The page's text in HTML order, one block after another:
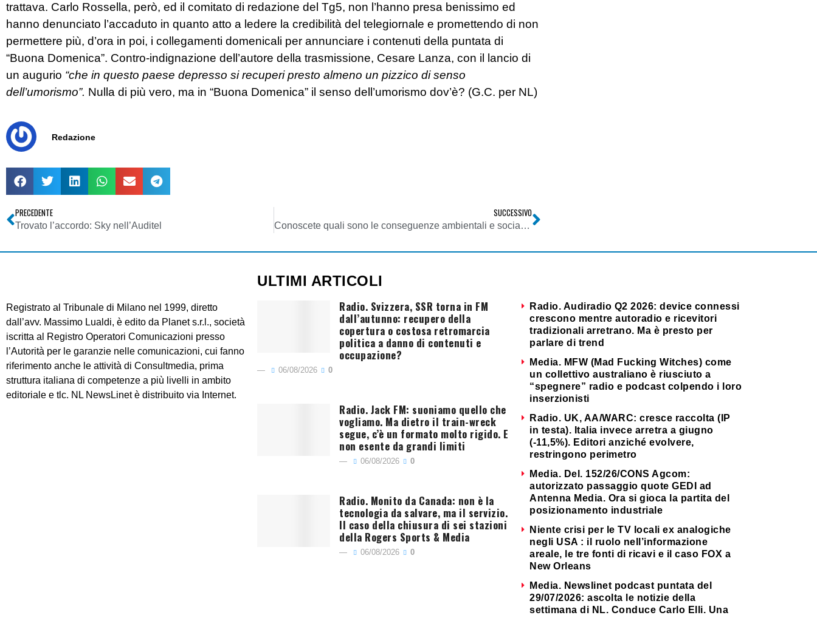
trattava. Carlo Rossella, però, ed il comitato di redazione del Tg5, non l’hanno presa benissimo ed
hanno denunciato l’accaduto in quanto atto a ledere la credibilità del telegiornale e promettendo di non
permettere più, d’ora in poi, i collegamenti domenicali per annunciare i contenuti della puntata di
“Buona Domenica”. Contro-indignazione dell’autore della trasmissione, Cesare Lanza, con il lancio di
un augurio “che in questo paese depresso si recuperi presto almeno un pizzico di senso
dell’umorismo”. Nulla di più vero, ma in “Buona Domenica” il senso dell’umorismo dov’è? (G.C. per NL)
Redazione
PRECEDENTE
Trovato l’accordo: Sky nell’Auditel
SUCCESSIVO
Conoscete quali sono le conseguenze ambientali e sociali della diffusione dei telefoni cellulari?
Registrato al Tribunale di Milano nel 1999, diretto
dall’avv. Massimo Lualdi, è edito da Planet s.r.l., società
iscritta al Registro Operatori Comunicazioni presso
l’Autorità per le garanzie nelle comunicazioni, cui fanno
riferimento anche le attività di Consultmedia, prima
struttura italiana di competenze a più livelli in ambito
editoriale e tlc. NL NewsLinet è distribuito via Internet.
ULTIMI ARTICOLI
Radio. Svizzera, SSR torna in FM
dall’autunno: recupero della
copertura o costosa retromarcia
politica a danno di contenuti e
occupazione?
06/08/2026 0
Radio. Jack FM: suoniamo quello che
vogliamo. Ma dietro il train-wreck
segue, c’è un formato molto rigido. E
non esente da grandi limiti
06/08/2026 0
Radio. Monito da Canada: non è la
tecnologia da salvare, ma il servizio.
Il caso della chiusura di sei stazioni
della Rogers Sports & Media
06/08/2026 0
Radio. Audiradio Q2 2026: device connessi
crescono mentre autoradio e ricevitori
tradizionali arretrano. Ma è presto per
parlare di trend
Media. MFW (Mad Fucking Witches) come
un collettivo australiano è riusciuto a
“spegnere” radio e podcast colpendo i loro
inserzionisti
Radio. UK, AA/WARC: cresce raccolta (IP
in testa). Italia invece arretra a giugno
(-11,5%). Editori anziché evolvere,
restringono perimetro
Media. Del. 152/26/CONS Agcom:
autorizzato passaggio quote GEDI ad
Antenna Media. Ora si gioca la partita del
posizionamento industriale
Niente crisi per le TV locali ex analogiche
negli USA : il ruolo nell’informazione
areale, le tre fonti di ricavi e il caso FOX a
New Orleans
Media. Newslinet podcast puntata del
29/07/2026: ascolta le notizie della
settimana di NL. Conduce Carlo Elli. Una